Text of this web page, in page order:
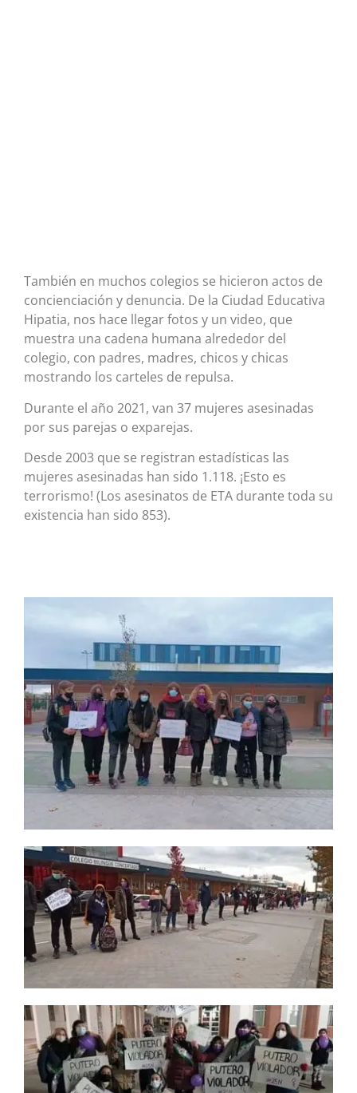
También en muchos colegios se hicieron actos de
concienciación y denuncia. De la Ciudad Educativa
Hipatia, nos hace llegar fotos y un video, que
muestra una cadena humana alrededor del
colegio, con padres, madres, chicos y chicas
mostrando los carteles de repulsa.
Durante el año 2021, van 37 mujeres asesinadas
por sus parejas o exparejas.
Desde 2003 que se registran estadísticas las
mujeres asesinadas han sido 1.118. ¡Esto es
terrorismo! (Los asesinatos de ETA durante toda su
existencia han sido 853).